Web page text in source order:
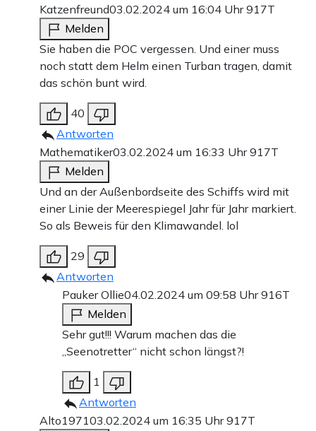
Katzenfreund03.02.2024 um 16:04 Uhr917T
Melden
Sie haben die POC vergessen. Und einer muss
noch statt dem Helm einen Turban tragen, damit
das schön bunt wird.
40
Antworten
Mathematiker03.02.2024 um 16:33 Uhr917T
Melden
Und an der Außenbordseite des Schiffs wird mit
einer Linie der Meerespiegel Jahr für Jahr markiert.
So als Beweis für den Klimawandel. lol
29
Antworten
Pauker Ollie04.02.2024 um 09:58 Uhr916T
Melden
Sehr gut!!! Warum machen das die
„Seenotretter“ nicht schon längst?!
1
Antworten
Alto197103.02.2024 um 16:35 Uhr917T